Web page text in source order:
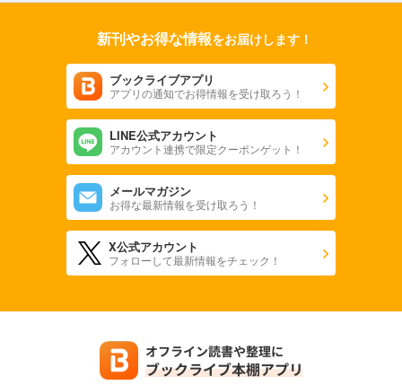
新刊やお得な情報をお届けします！
ブックライブアプリ
アプリの通知でお得情報を受け取ろう！
LINE公式アカウント
アカウント連携で限定クーポンゲット！
メールマガジン
お得な最新情報を受け取ろう！
X公式アカウント
フォローして最新情報をチェック！